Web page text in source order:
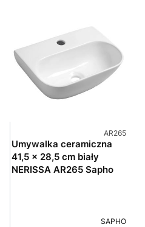
Kod produktu
AR265
Umywalka ceramiczna
41,5 x 28,5 cm biały
NERISSA AR265 Sapho
PRODUCENT
SAPHO